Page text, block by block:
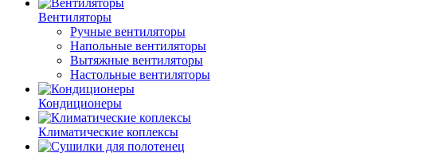
Вентиляторы
Ручные вентиляторы
Напольные вентиляторы
Вытяжные вентиляторы
Настольные вентиляторы
Кондиционеры
Климатические коплексы